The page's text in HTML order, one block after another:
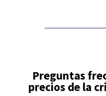
Preguntas
precios de la